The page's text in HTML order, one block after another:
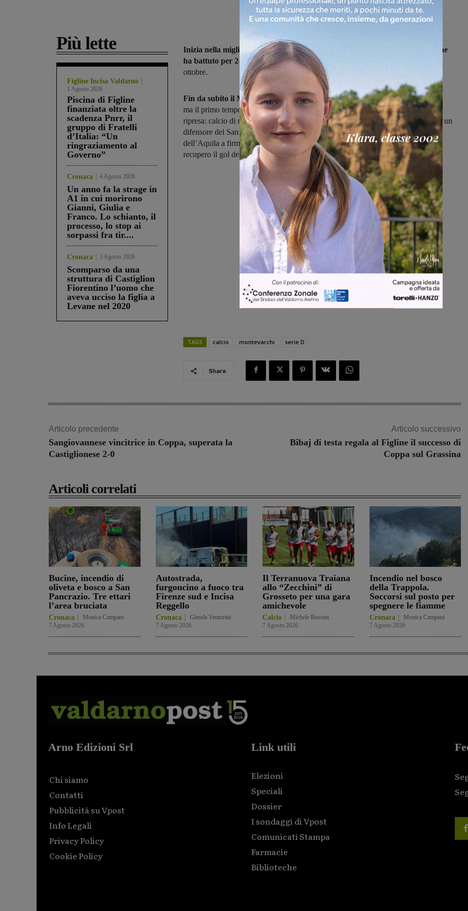
Più lette
Figline Incisa Valdarno
1 Agosto 2026
Piscina di Figline
finanziata oltre la
scadenza Pnrr, il
gruppo di Fratelli
d’Italia: “Un
ringraziamento al
Governo”
Cronaca 4 Agosto 2026
Un anno fa la strage in
A1 in cui morirono
Gianni, Giulia e
Franco. Lo schianto, il
processo, lo stop ai
sorpassi fra tir....
Cronaca 3 Agosto 2026
Scomparso da una
struttura di Castiglion
Fiorentino l’uomo che
aveva ucciso la figlia a
Levane nel 2020
Inizia nella migliore dei modi il cammino in Coppa Italia del Montevarchi che
ha battuto per 2-1 il San Donatoe si è qualificato per il secondo turno dell’8
ottobre.
Fin da subito il Montevarchipericoloso con un Mencagli apparso già in forma,
ma il primo tempo è terminato sullo 0-0.Il vantaggio rossoblùsubito in avvio di
ripresa: calcio di rigore concesso dal direttore di gara per un fallo di mano parti di un
difensore del San Donato e trasformato da Mencagli.Al 12′ il raddoppio
dell’Aquila a firma di Cecconi sugli sviluppi di un calcio d’angolo. In pieno
recupero il gol del San Donato con l’ex Figline e Cilavegna.
TAGS calcio montevarchi serie D
Share
Articolo precedente
Sangiovannese vincitrice in Coppa, superata la
Castiglionese 2-0
Articolo successivo
Bibaj di testa regala al Figline il successo di
Coppa sul Grassina
Articoli correlati
Bucine, incendio di
oliveta e bosco a San
Pancrazio. Tre ettari
l’area bruciata
Cronaca Monica Campani
7 Agosto 2026
Autostrada,
furgoncino a fuoco tra
Firenze sud e Incisa
Reggello
Cronaca Glenda Venturini
7 Agosto 2026
Il Terranuova Traiana
allo “Zecchini” di
Grosseto per una gara
amichevole
Calcio Michele Bossini
7 Agosto 2026
Incendio nel bosco
della Trappola.
Soccorsi sul posto per
spegnere le fiamme
Cronaca Monica Campani
7 Agosto 2026
Arno Edizioni Srl
Chi siamo
Contatti
Pubblicità su Vpost
Info Legali
Privacy Policy
Cookie Policy
Link utili
Elezioni
Speciali
Dossier
I sondaggi di Vpost
Comunicati Stampa
Farmacie
Biblioteche